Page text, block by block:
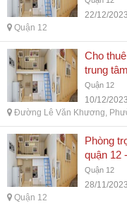
22/12/2023
Quận 12
Cho
trung
phường
Quận 12
10/12/2023
Đường Lê Văn Khương,
Phòng
quận 12
Quận 12
28/11/2023
Quận 12